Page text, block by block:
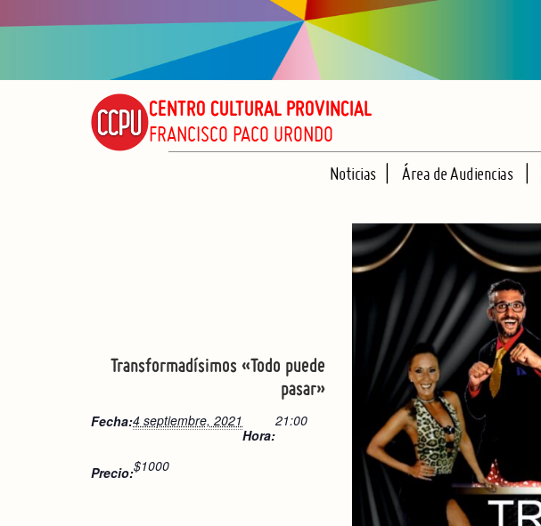
CENTRO CULTURAL PROVINCIAL
FRANCISCO PACO URONDO
Noticias Área de Audiencias
Transformadísimos «Todo puede
pasar»
Fecha:4 septiembre, 2021
Hora:
21:00
Precio:$1000